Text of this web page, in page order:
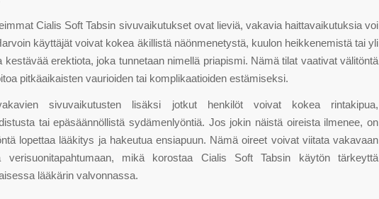
Cialis Soft Tabsin sivuvaikutukset ovat lieviä, vakavia haittavaikutuksia voi
käyttäjät voivat kokea äkillistä näönmenetystä, kuulon heikkenemistä tai yli
kestävää erektiota, joka tunnetaan nimellä priapismi. Nämä tilat vaativat välitöntä
pitkäaikaisten vaurioiden tai komplikaatioiden estämiseksi.
sivuvaikutusten lisäksi jotkut henkilöt voivat kokea rintakipua,
tai epäsäännöllistä sydämenlyöntiä. Jos jokin näistä oireista ilmenee, on
lopettaa lääkitys ja hakeutua ensiapuun. Nämä oireet voivat viitata vakavaan
verisuonitapahtumaan, mikä korostaa Cialis Soft Tabsin käytön tärkeyttä
lääkärin valvonnassa.